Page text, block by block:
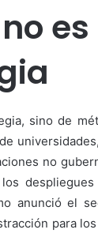
sino de
no
anunció el
para